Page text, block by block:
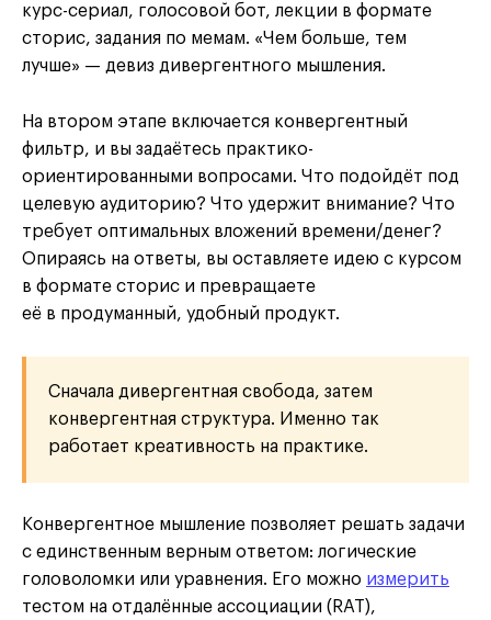
курс-сериал, голосовой бот, лекции в формате
сторис, задания по мемам. «Чем больше, тем
лучше» — девиз дивергентного мышления.
На втором этапе включается конвергентный
фильтр, и вы задаётесь практико-
ориентированными вопросами. Что подойдёт под
целевую аудиторию? Что удержит внимание? Что
требует оптимальных вложений времени/денег?
Опираясь на ответы, вы оставляете идею с курсом
в формате сторис и превращаете
её в продуманный, удобный продукт.
Сначала дивергентная свобода, затем
конвергентная структура. Именно так
работает креативность на практике.
Конвергентное мышление позволяет решать задачи
с единственным верным ответом: логические
головоломки или уравнения. Его можно измерить
тестом на отдалённые ассоциации (RAT),